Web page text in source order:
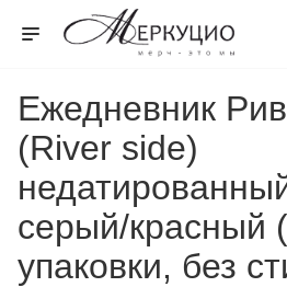
Ежедневник
(River side)
серый/красный
упаковки, без